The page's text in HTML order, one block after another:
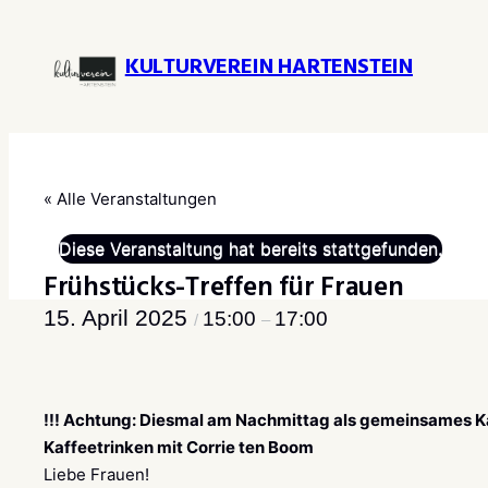
KULTURVEREIN HARTENSTEIN
« Alle Veranstaltungen
Diese Veranstaltung hat bereits stattgefunden.
Frühstücks-Treffen für Frauen
15. April 2025 / 15:00 – 17:00
!!! Achtung: Diesmal am Nachmittag als gemeinsames
Kaffeetrinken mit Corrie ten Boom
Liebe Frauen!